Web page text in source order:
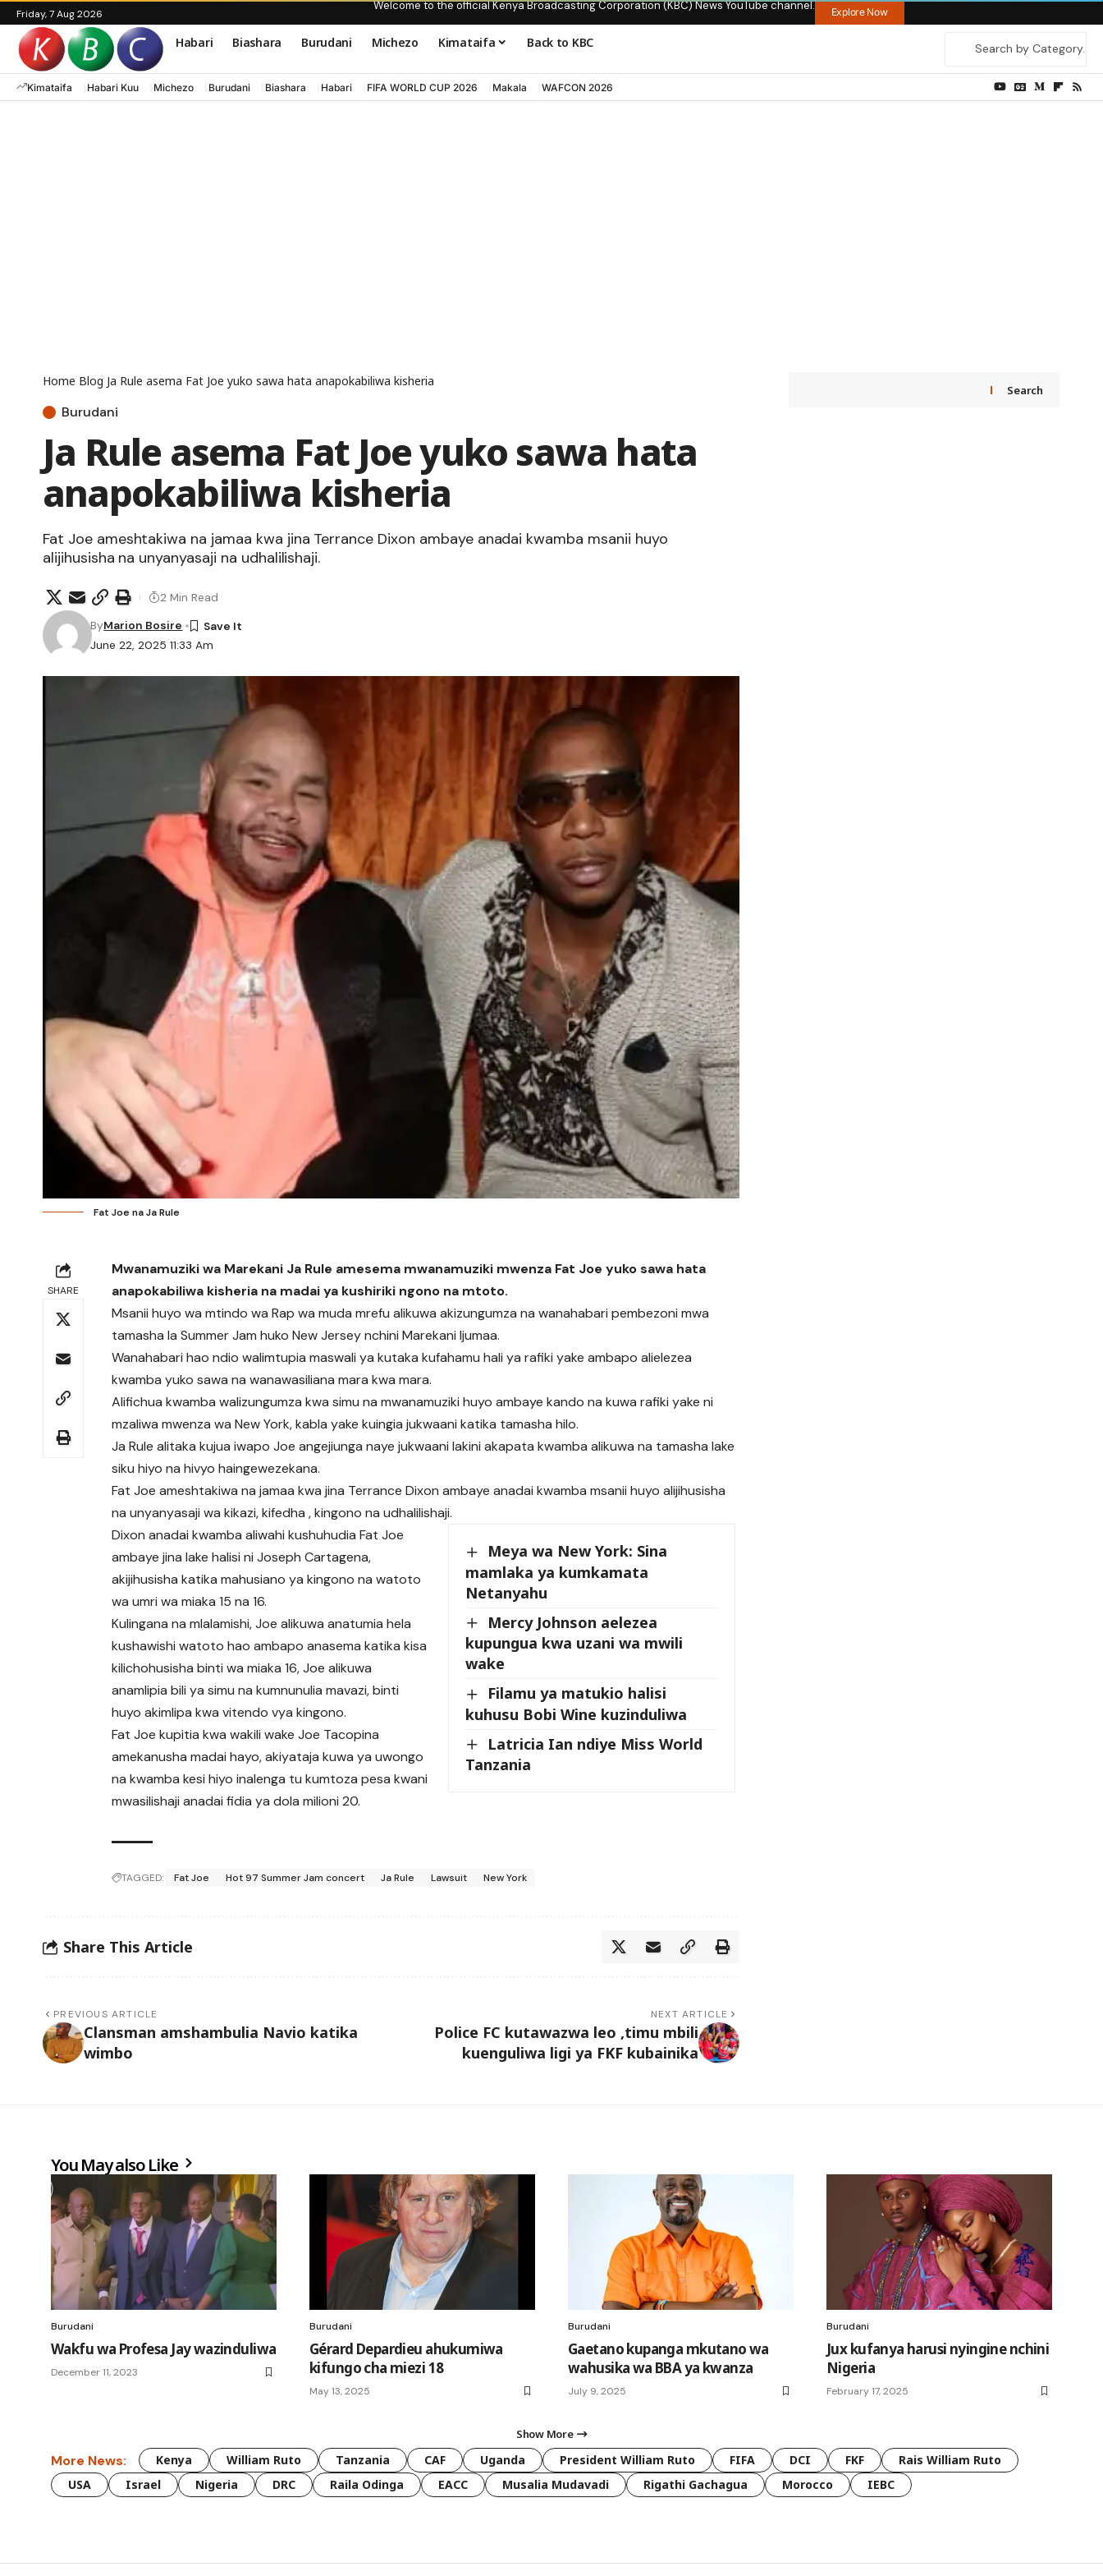
Friday, 7 Aug 2026
Welcome to the official Kenya Broadcasting Corporation (KBC) News YouTube channel. Explore Now
Habari Biashara Burudani Michezo Kimataifa Back to KBC
Kimataifa Habari Kuu Michezo Burudani Biashara Habari FIFA WORLD CUP 2026 Makala WAFCON 2026
Home Blog Ja Rule asema Fat Joe yuko sawa hata anapokabiliwa kisheria
Burudani
Ja Rule asema Fat Joe yuko sawa hata
anapokabiliwa kisheria
Fat Joe ameshtakiwa na jamaa kwa jina Terrance Dixon ambaye anadai kwamba msanii huyo
alijihusisha na unyanyasaji na udhalilishaji.
June 22, 2025 11:33 Am
ByMarion Bosire
2 Min Read
Fat Joe na Ja Rule
SHARE
Mwanamuziki wa Marekani Ja Rule amesema mwanamuziki mwenza Fat Joe yuko sawa hata
anapokabiliwa kisheria na madai ya kushiriki ngono na mtoto.
Msanii huyo wa mtindo wa Rap wa muda mrefu alikuwa akizungumza na wanahabari pembezoni mwa
tamasha la Summer Jam huko New Jersey nchini Marekani Ijumaa.
Wanahabari hao ndio walimtupia maswali ya kutaka kufahamu hali ya rafiki yake ambapo alielezea
kwamba yuko sawa na wanawasiliana mara kwa mara.
Alifichua kwamba walizungumza kwa simu na mwanamuziki huyo ambaye kando na kuwa rafiki yake ni
mzaliwa mwenza wa New York, kabla yake kuingia jukwaani katika tamasha hilo.
Ja Rule alitaka kujua iwapo Joe angejiunga naye jukwaani lakini akapata kwamba alikuwa na tamasha lake
siku hiyo na hivyo haingewezekana.
Fat Joe ameshtakiwa na jamaa kwa jina Terrance Dixon ambaye anadai kwamba msanii huyo alijihusisha
na unyanyasaji wa kikazi, kifedha , kingono na udhalilishaji.
Meya wa New York: Sina
mamlaka ya kumkamata
Netanyahu
Mercy Johnson aelezea
kupungua kwa uzani wa mwili
wake
Filamu ya matukio halisi
kuhusu Bobi Wine kuzinduliwa
Latricia Ian ndiye Miss World
Tanzania
Dixon anadai kwamba aliwahi kushuhudia Fat Joe
ambaye jina lake halisi ni Joseph Cartagena,
akijihusisha katika mahusiano ya kingono na watoto
wa umri wa miaka 15 na 16.
Kulingana na mlalamishi, Joe alikuwa anatumia hela
kushawishi watoto hao ambapo anasema katika kisa
kilichohusisha binti wa miaka 16, Joe alikuwa
anamlipia bili ya simu na kumnunulia mavazi, binti
huyo akimlipa kwa vitendo vya kingono.
Fat Joe kupitia kwa wakili wake Joe Tacopina
amekanusha madai hayo, akiyataja kuwa ya uwongo
na kwamba kesi hiyo inalenga tu kumtoza pesa kwani
mwasilishaji anadai fidia ya dola milioni 20.
TAGGED: Fat Joe Hot 97 Summer Jam concert Ja Rule Lawsuit New York
Share This Article
PREVIOUS ARTICLE
Clansman amshambulia Navio katika
wimbo
NEXT ARTICLE
Police FC kutawazwa leo ,timu mbili
kuenguliwa ligi ya FKF kubainika
Search
You May also Like
Burudani
Wakfu wa Profesa Jay wazinduliwa
December 11, 2023
Burudani
Gérard Depardieu ahukumiwa
kifungo cha miezi 18
May 13, 2025
Burudani
Gaetano kupanga mkutano wa
wahusika wa BBA ya kwanza
July 9, 2025
Burudani
Jux kufanya harusi nyingine nchini
Nigeria
February 17, 2025
Show More
More News: Kenya William Ruto Tanzania CAF Uganda President William Ruto FIFA DCI FKF
Rais William Ruto
USA
Israel Nigeria DRC Raila Odinga EACC Musalia Mudavadi Rigathi Gachagua Morocco IEBC